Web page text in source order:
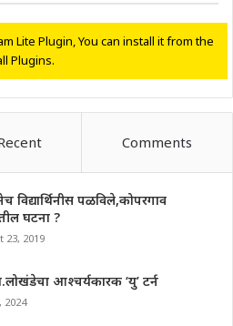
Lite Plugin, You can install it from the
Plugins.
Comments
विद्यार्थिनीस पळविले,कोपरगाव
घटना ?
23, 2019
आश्चर्यकारक ‘यु’ टर्न
2024